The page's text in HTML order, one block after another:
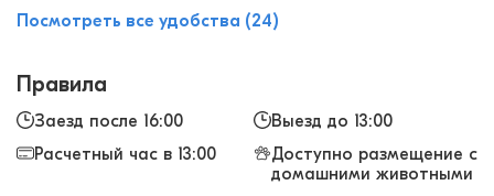
Посмотреть все удобства (24)
Правила
Заезд после 16:00
Выезд до 13:00
Расчетный час в 13:00
Доступно размещение с
домашними животными